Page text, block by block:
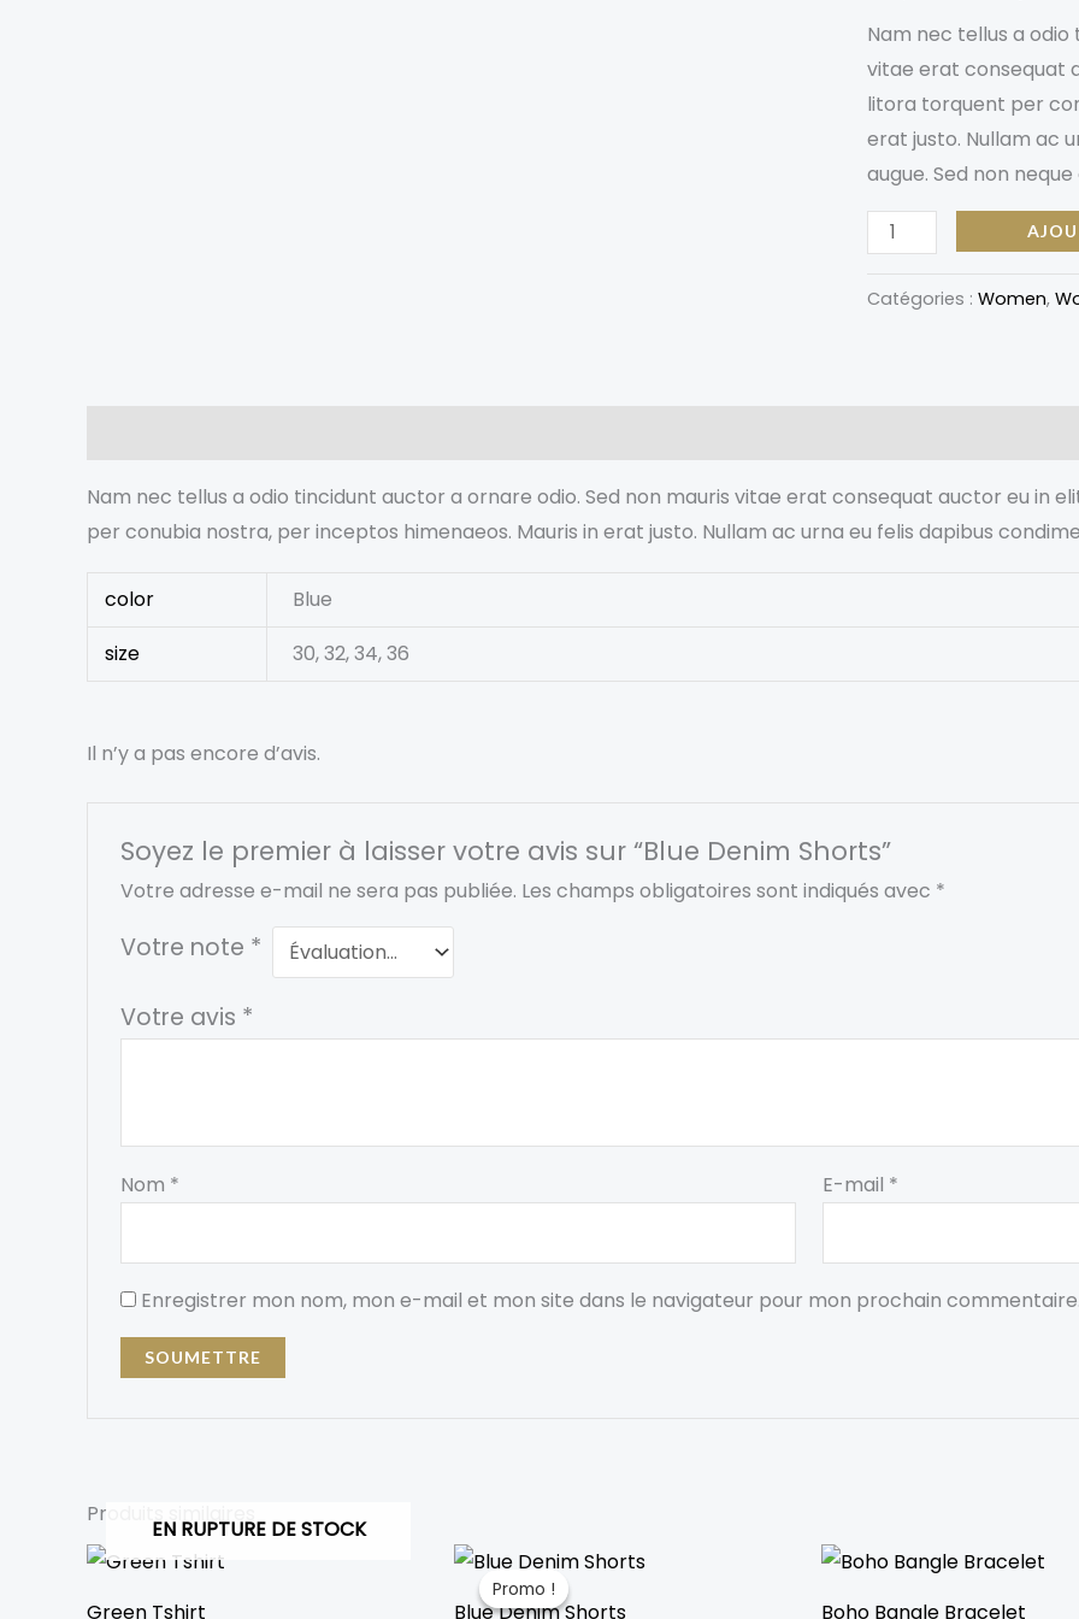
45,00
Nam nec tellus a
vitae erat consequat
litora torquent per
erat justo. Nullam ac
augue. Sed non neque
Catégories : Women,
Nam nec tellus a odio tincidunt auctor a ornare odio. Sed non mauris vitae erat consequat auctor eu in
per conubia nostra, per inceptos himenaeos. Mauris in erat justo. Nullam ac urna eu felis dapibus
color
Blue
size
30, 32, 34, 36
Il n’y a pas encore d’avis.
Soyez le premier à laisser votre avis sur “Blue Denim Shorts”
Votre adresse e-mail ne sera pas publiée. Les champs obligatoires sont indiqués avec *
Votre note *
Votre avis *
Nom * E-mail *
Enregistrer mon nom, mon e-mail et mon site dans le navigateur pour mon prochain
Produits similaires
EN RUPTURE DE STOCK
Green Tshirt
Promo !
Promo !
Blue Denim Shorts
Le
prix
initial
Le
prix
Boho Bangle Bracelet